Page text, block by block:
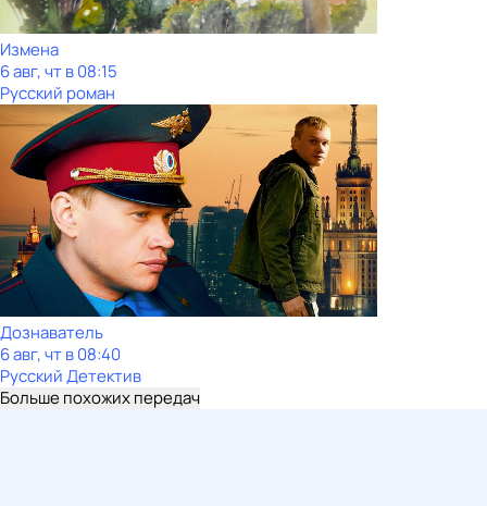
Измена
6 авг, чт в 08:15
Русский роман
Дознаватель
6 авг, чт в 08:40
Русский Детектив
Больше похожих передач